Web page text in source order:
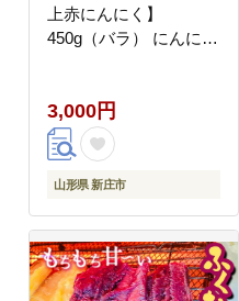
上赤にんにく】
450g（バラ） にんにく
3,000円
山形県 新庄市